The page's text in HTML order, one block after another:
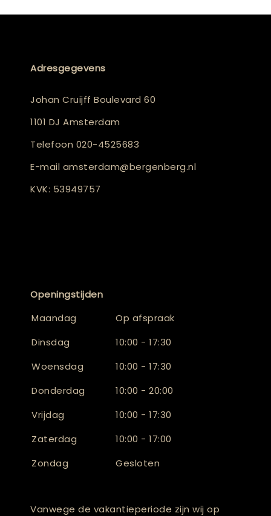
Adresgegevens
Johan Cruijff Boulevard 60
1101 DJ Amsterdam
Telefoon 020-4525683
E-mail amsterdam@bergenberg.nl
KVK: 53949757
Openingstijden
Maandag
Op afspraak
Dinsdag
10:00 - 17:30
Woensdag
10:00 - 17:30
Donderdag
10:00 - 20:00
Vrijdag
10:00 - 17:30
Zaterdag
10:00 - 17:00
Zondag
Gesloten
Vanwege de vakantieperiode zijn wij op